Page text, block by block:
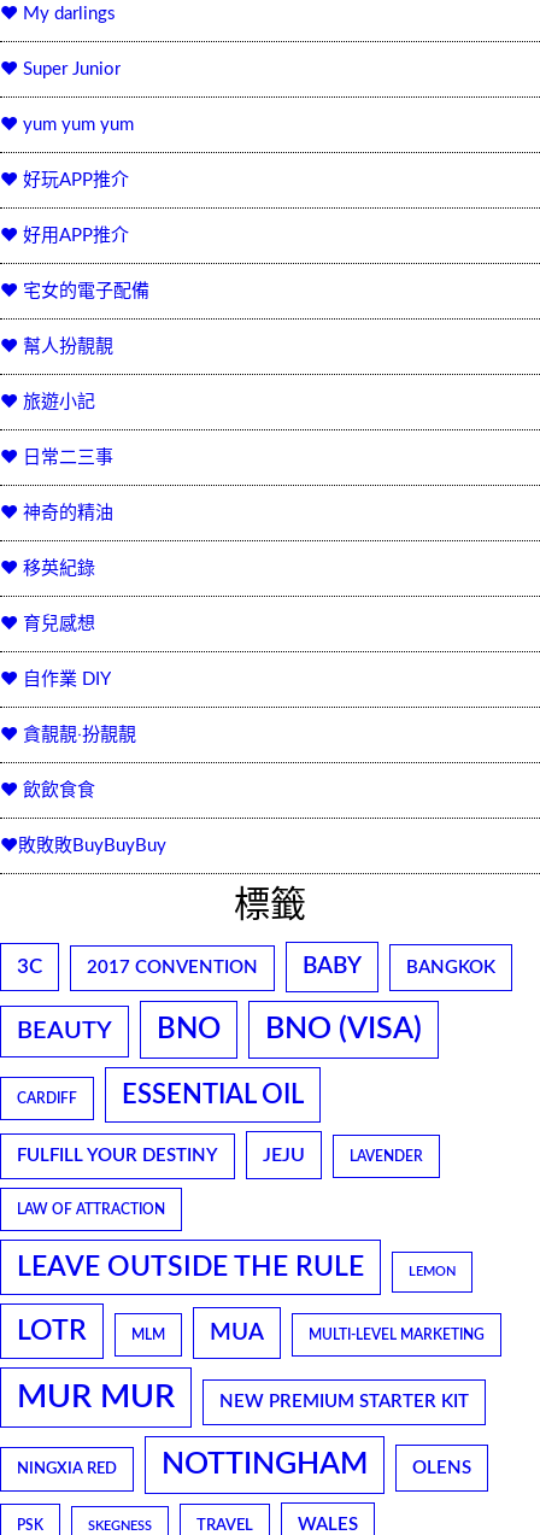
♥ My darlings
♥ Super Junior
♥ yum yum yum
♥ 好玩APP推介
♥ 好用APP推介
♥ 宅女的電子配備
♥ 幫人扮靚靚
♥ 旅遊小記
♥ 日常二三事
♥ 神奇的精油
♥ 移英紀錄
♥ 育兒感想
♥ 自作業 DIY
♥ 貪靚靚‧扮靚靚
♥ 飲飲食食
♥敗敗敗BuyBuyBuy
標籤
3C 2017 CONVENTION BABY BANGKOK
BEAUTY BNO BNO (VISA)
CARDIFF ESSENTIAL OIL
FULFILL YOUR DESTINY JEJU LAVENDER
LAW OF ATTRACTION
LEAVE OUTSIDE THE RULE LEMON
LOTR MLM MUA MULTI-LEVEL MARKETING
MUR MUR NEW PREMIUM STARTER KIT
NINGXIA RED NOTTINGHAM OLENS
PSK SKEGNESS TRAVEL WALES